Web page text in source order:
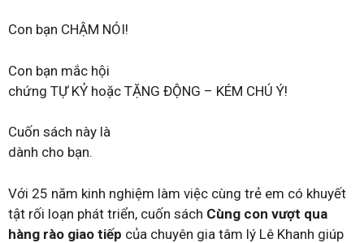
Con bạn CHẬM NÓI!
Con bạn mắc hội
chứng TỰ KỶ hoặc TẶNG ĐỘNG – KÉM CHÚ Ý!
Cuốn sách này là
dành cho bạn.
Với 25 năm kinh nghiệm làm việc cùng trẻ em có khuyết
tật rối loạn phát triển, cuốn sách Cùng con vượt qua
hàng rào giao tiếp của chuyên gia tâm lý Lê Khanh giúp